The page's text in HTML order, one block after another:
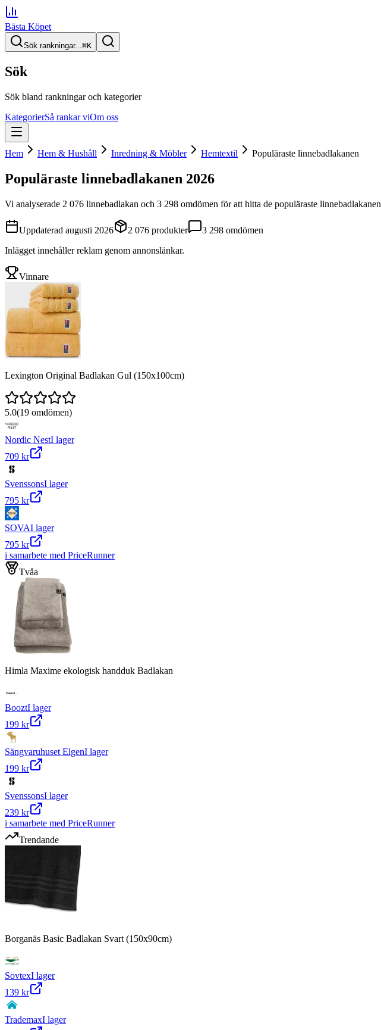
Bästa Köpet
Sök rankningar...⌘K
Sök
Sök bland rankningar och kategorier
KategorierSå rankar viOm oss
Hem Hem & Hushåll Inredning & Möbler Hemtextil Populäraste linnebadlakanen
Populäraste linnebadlakanen 2026
Vi analyserade 2 076 linnebadlakan och 3 298 omdömen för att hitta de populäraste linnebadlakanen
Uppdaterad augusti 2026 2 076 produkter 3 298 omdömen
Inlägget innehåller reklam genom annonslänkar.
Vinnare
Lexington Original Badlakan Gul (150x100cm)
5.0(19 omdömen)
Nordic NestI lager
709 kr
SvenssonsI lager
795 kr
SOVAI lager
795 kr
i samarbete med PriceRunner
Tvåa
Himla Maxime ekologisk handduk Badlakan
BooztI lager
199 kr
Sängvaruhuset ElgenI lager
199 kr
SvenssonsI lager
239 kr
i samarbete med PriceRunner
Trendande
Borganäs Basic Badlakan Svart (150x90cm)
SovtexI lager
139 kr
TrademaxI lager